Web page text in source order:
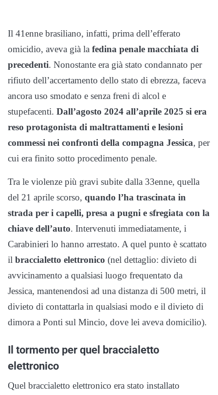
Il 41enne brasiliano, infatti, prima dell’efferato
omicidio, aveva già la fedina penale macchiata di
precedenti. Nonostante era già stato condannato per
rifiuto dell’accertamento dello stato di ebrezza, faceva
ancora uso smodato e senza freni di alcol e
stupefacenti. Dall’agosto 2024 all’aprile 2025 si era
reso protagonista di maltrattamenti e lesioni
commessi nei confronti della compagna Jessica, per
cui era finito sotto procedimento penale.
Tra le violenze più gravi subite dalla 33enne, quella
del 21 aprile scorso, quando l’ha trascinata in
strada per i capelli, presa a pugni e sfregiata con la
chiave dell’auto. Intervenuti immediatamente, i
Carabinieri lo hanno arrestato. A quel punto è scattato
il braccialetto elettronico (nel dettaglio: divieto di
avvicinamento a qualsiasi luogo frequentato da
Jessica, mantenendosi ad una distanza di 500 metri, il
divieto di contattarla in qualsiasi modo e il divieto di
dimora a Ponti sul Mincio, dove lei aveva domicilio).
Il tormento per quel braccialetto
elettronico
Quel braccialetto elettronico era stato installato